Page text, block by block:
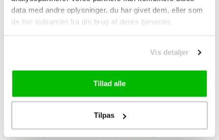
data med andre oplysninger, du har givet dem, eller som
de har indsamlet fra din brug af deres tjenester.
Vis detaljer
Tillad alle
Tilpas
Cyclon Bionet Chain
CYCLON
Cyclon Bionet
Triggerspray 750ml